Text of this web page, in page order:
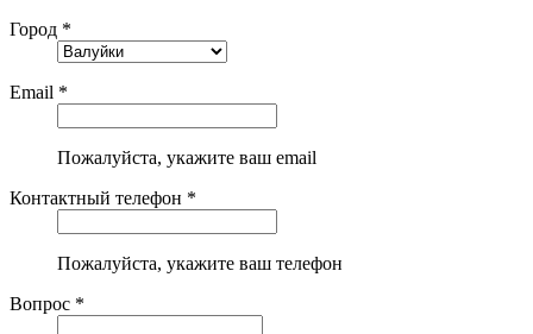
Город *
Email *
Пожалуйста, укажите ваш email
Контактный телефон *
Пожалуйста, укажите ваш телефон
Вопрос *